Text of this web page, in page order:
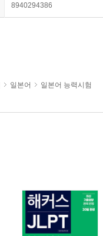
8940294386
일본어 일본어 능력시험